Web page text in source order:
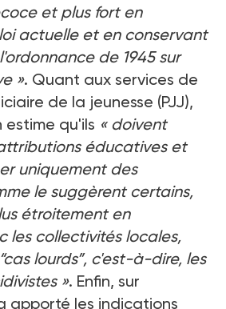
et plus fort en
actuelle et en conservant
de 1945 sur
». Quant aux services de
de la jeunesse (PJJ),
estime qu'ils « doivent
éducatives et
uniquement des
le suggèrent certains,
étroitement en
les collectivités locales,
lourds”, c'est-à-dire, les
». Enfin, sur
apporté les indications